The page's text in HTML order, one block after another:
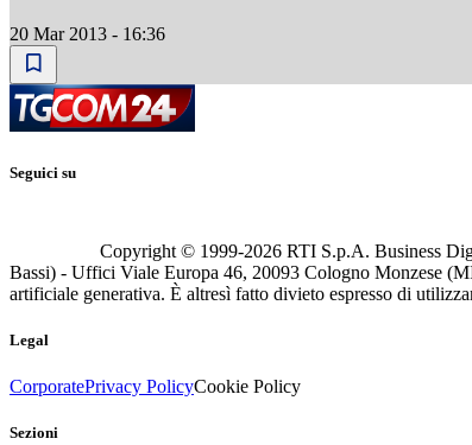
20 Mar 2013 - 16:36
Seguici su
Copyright © 1999-2026 RTI S.p.A. Business
Bassi) - Uffici Viale Europa 46, 20093 Cologno Monzese
artificiale generativa. È altresì fatto divieto espresso di
Legal
CorporatePrivacy PolicyCookie Policy
Sezioni